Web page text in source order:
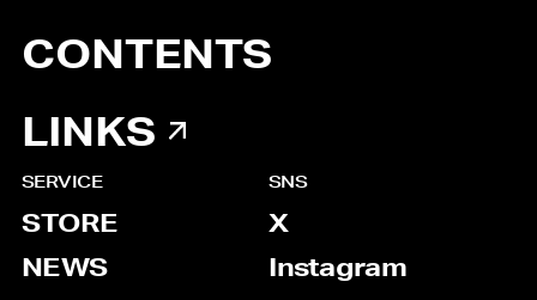
CONTENTS
LINKS
SERVICE
STORE
NEWS
SNS
X
Instagram